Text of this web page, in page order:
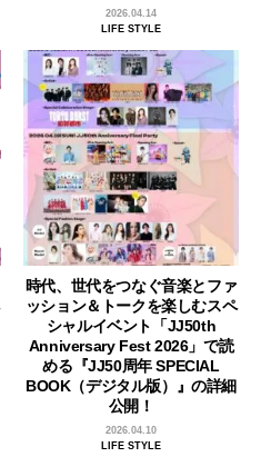
2026.04.14
LIFE STYLE
時代、世代をつなぐ音楽とファ
ッション＆トークを楽しむスペ
シャルイベント「JJ50th
Anniversary Fest 2026」で読
める『JJ50周年 SPECIAL
BOOK（デジタル版）』の詳細
公開！
2026.04.10
LIFE STYLE